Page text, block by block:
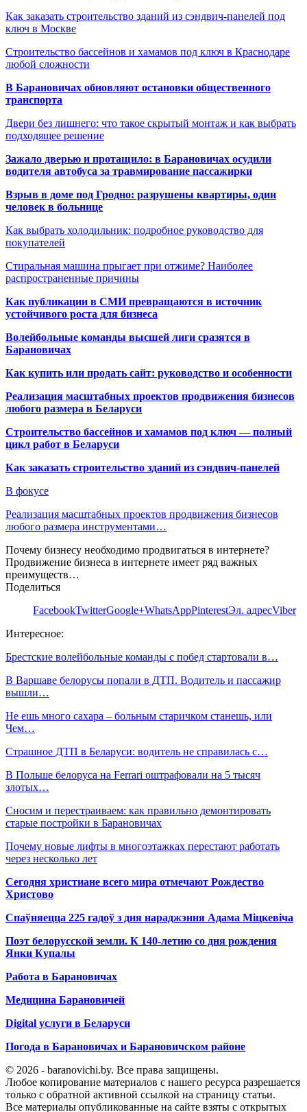
Как заказать строительство зданий из сэндвич-панелей под
ключ в Москве
Строительство бассейнов и хамамов под ключ в Краснодаре
любой сложности
В Барановичах обновляют остановки общественного
транспорта
Двери без лишнего: что такое скрытый монтаж и как выбрать
подходящее решение
Зажало дверью и протащило: в Барановичах осудили
водителя автобуса за травмирование пассажирки
Взрыв в доме под Гродно: разрушены квартиры, один
человек в больнице
Как выбрать холодильник: подробное руководство для
покупателей
Стиральная машина прыгает при отжиме? Наиболее
распространенные причины
Как публикации в СМИ превращаются в источник
устойчивого роста для бизнеса
Волейбольные команды высшей лиги сразятся в
Барановичах
Как купить или продать сайт: руководство и особенности
Реализация масштабных проектов продвижения бизнесов
любого размера в Беларуси
Строительство бассейнов и хамамов под ключ — полный
цикл работ в Беларуси
Как заказать строительство зданий из сэндвич-панелей
В фокусе
Реализация масштабных проектов продвижения бизнесов
любого размера инструментами…
Почему бизнесу необходимо продвигаться в интернете?
Продвижение бизнеса в интернете имеет ряд важных
преимуществ…
Поделиться
FacebookTwitterGoogle+WhatsAppPinterestЭл. адресViber
Интересное:
Брестские волейбольные команды с побед стартовали в…
В Варшаве белорусы попали в ДТП. Водитель и пассажир
вышли…
Не ешь много сахара – больным старичком станешь, или
Чем…
Страшное ДТП в Беларуси: водитель не справилась с…
В Польше белоруса на Ferrari оштрафовали на 5 тысяч
злотых…
Сносим и перестраиваем: как правильно демонтировать
старые постройки в Барановичах
Почему новые лифты в многоэтажках перестают работать
через несколько лет
Сегодня христиане всего мира отмечают Рождество
Христово
Спаўняецца 225 гадоў з дня нараджэння Адама Міцкевіча
Поэт белорусской земли. К 140-летию со дня рождения
Янки Купалы
Работа в Барановичах
Медицина Барановичей
Digital услуги в Беларуси
Погода в Барановичах и Барановичском районе
© 2026 - baranovichi.by. Все права защищены.
Любое копирование материалов с нашего ресурса разрешается
только с обратной активной ссылкой на страницу статьи.
Все материалы опубликованные на сайте взяты с открытых